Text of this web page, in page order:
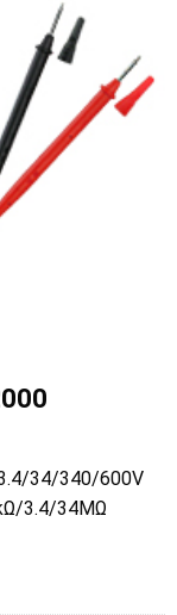
34/340/600V
3.4/34MΩ